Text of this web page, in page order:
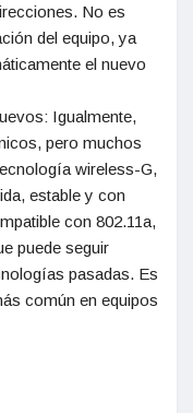
No es
del equipo, ya
el nuevo
Igualmente,
pero muchos
wireless-G,
estable y con
con 802.11a,
puede seguir
pasadas. Es
común en equipos